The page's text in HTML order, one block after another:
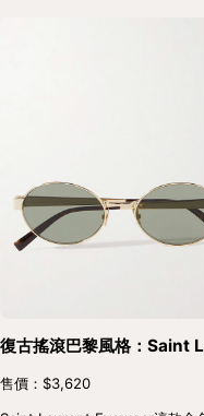
復古搖滾巴黎風格：Saint
售價：$3,620